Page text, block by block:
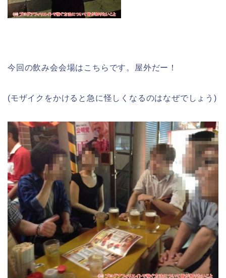
今回の飲み会会場はこちらです。屋外だー！
(モザイクをかけると急に怪しくなるのはなぜでしょう)